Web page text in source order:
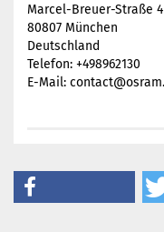
Marcel-Breuer-Straße 4
80807 München
Deutschland
Telefon: +498962130
E-Mail: